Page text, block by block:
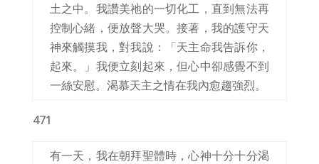
土之中。我讚美祂的一切化工，直到無法再
控制心緒，便放聲大哭。接著，我的護守天
神來觸摸我，對我說：「天主命我告訴你，
起來。」我便立刻起來，但心中卻感覺不到
一絲安慰。渴慕天主之情在我內愈趨強烈。
471
有一天，我在朝拜聖體時，心神十分十分渴